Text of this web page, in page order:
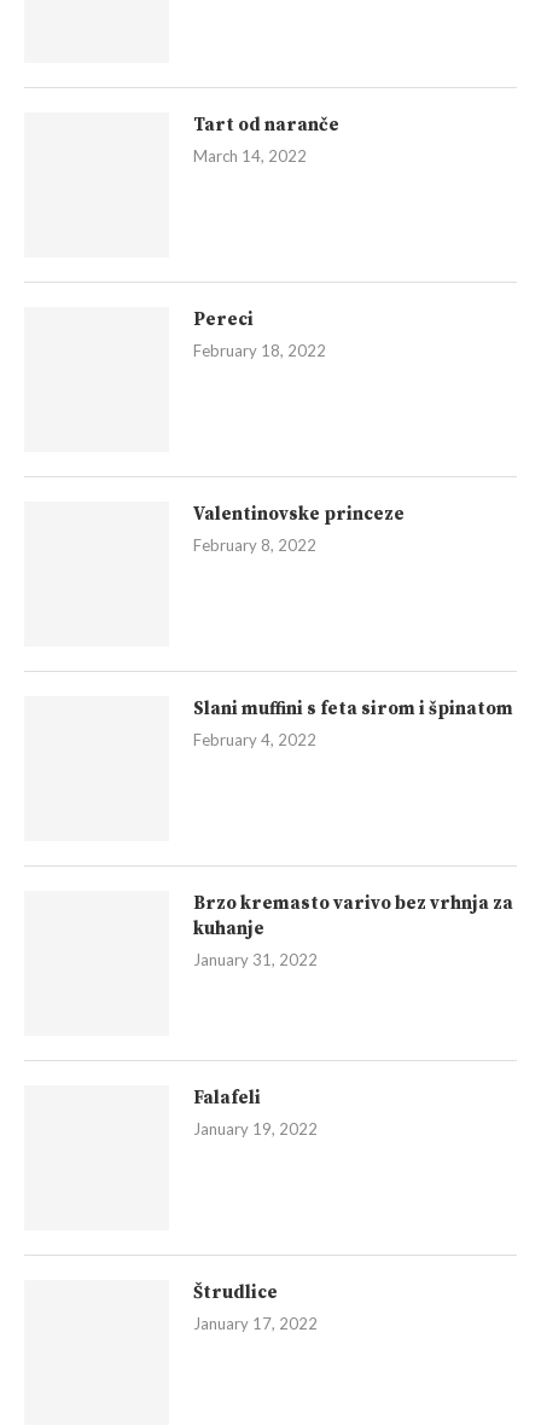
Tart od naranče
March 14, 2022
Pereci
February 18, 2022
Valentinovske princeze
February 8, 2022
Slani muffini s feta sirom i špinatom
February 4, 2022
Brzo kremasto varivo bez vrhnja za
kuhanje
January 31, 2022
Falafeli
January 19, 2022
Štrudlice
January 17, 2022